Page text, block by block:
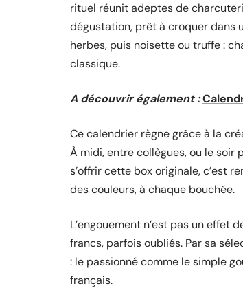
rituel réunit adeptes de
dégustation, prêt à croquer dans
herbes, puis noisette ou truffe :
classique.
A découvrir également :
Ce calendrier règne grâce à la
À midi, entre collègues, ou le soir
s’offrir cette box originale, c’est
des couleurs, à chaque bouchée.
L’engouement n’est pas un effet
francs, parfois oubliés. Par sa
: le passionné comme le simple
français.